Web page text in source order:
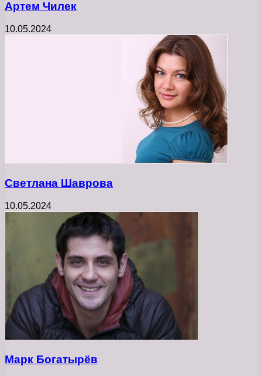
Артем Чилек
10.05.2024
Светлана Шаврова
10.05.2024
Марк Богатырёв